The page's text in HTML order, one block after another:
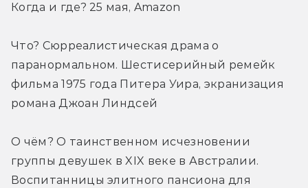
Когда и где? 25 мая, Amazon
Что? Сюрреалистическая драма о
паранормальном. Шестисерийный ремейк
фильма 1975 года Питера Уира, экранизация
романа Джоан Линдсей
О чём? О таинственном исчезновении
группы девушек в XIX веке в Австралии.
Воспитанницы элитного пансиона для